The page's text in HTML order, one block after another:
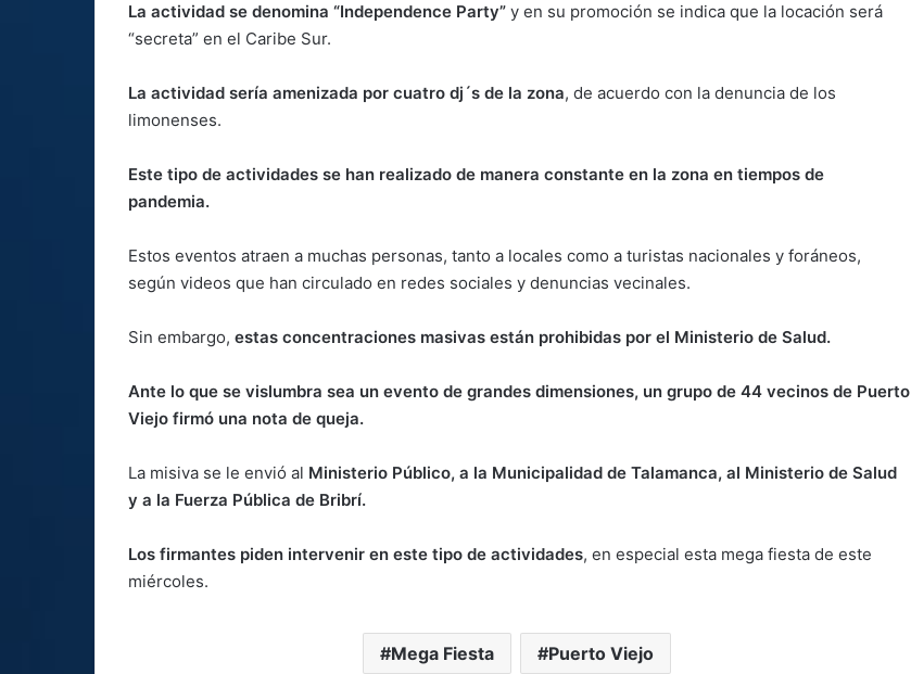
La actividad se denomina “Independence Party” y en su promoción se indica que la locación será
“secreta” en el Caribe Sur.
La actividad sería amenizada por cuatro dj´s de la zona, de acuerdo con la denuncia de los
limonenses.
Este tipo de actividades se han realizado de manera constante en la zona en tiempos de
pandemia.
Estos eventos atraen a muchas personas, tanto a locales como a turistas nacionales y foráneos,
según videos que han circulado en redes sociales y denuncias vecinales.
Sin embargo, estas concentraciones masivas están prohibidas por el Ministerio de Salud.
Ante lo que se vislumbra sea un evento de grandes dimensiones, un grupo de 44 vecinos de Puerto
Viejo firmó una nota de queja.
La misiva se le envió al Ministerio Público, a la Municipalidad de Talamanca, al Ministerio de Salud
y a la Fuerza Pública de Bribrí.
Los firmantes piden intervenir en este tipo de actividades, en especial esta mega fiesta de este
miércoles.
Mega Fiesta Puerto Viejo